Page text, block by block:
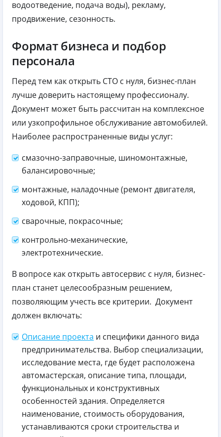
водоотведение, подача воды), рекламу,
продвижение, сезонность.
Формат бизнеса и подбор
персонала
Перед тем как открыть СТО с нуля, бизнес-план
лучше доверить настоящему профессионалу.
Документ может быть рассчитан на комплексное
или узкопрофильное обслуживание автомобилей.
Наиболее распространенные виды услуг:
смазочно-заправочные, шиномонтажные,
балансировочные;
монтажные, наладочные (ремонт двигателя,
ходовой, КПП);
сварочные, покрасочные;
контрольно-механические,
электротехнические.
В вопросе как открыть автосервис с нуля, бизнес-
план станет целесообразным решением,
позволяющим учесть все критерии. Документ
должен включать:
Описание проекта и специфики данного вида
предпринимательства. Выбор специализации,
исследование места, где будет расположена
автомастерская, описание типа, площади,
функциональных и конструктивных
особенностей здания. Определяется
наименование, стоимость оборудования,
устанавливаются сроки строительства и